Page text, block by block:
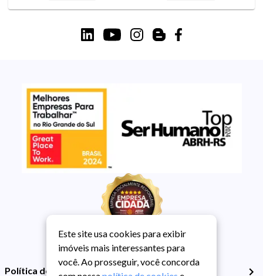
Política de Privacidade
Este site usa cookies para exibir
imóveis mais interessantes para
você. Ao prosseguir, você concorda